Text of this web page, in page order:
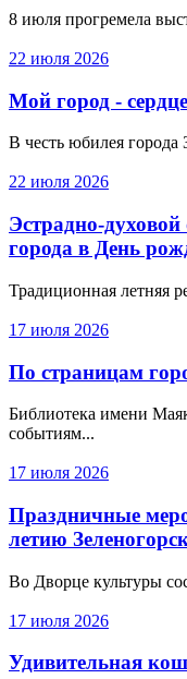
8 июля прогремела
22 июля 2026
Мой город -
В честь юбилея города
22 июля 2026
Эстрадно-
города в День
Традиционная летняя
17 июля 2026
По страницам
Библиотека имени
событиям...
17 июля 2026
Праздничные
летию
Во Дворце культуры
17 июля 2026
Удивительная